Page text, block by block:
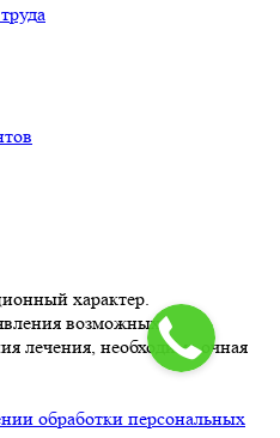
а
характер.
возможных
лечения, необходима очная
обработки персональных